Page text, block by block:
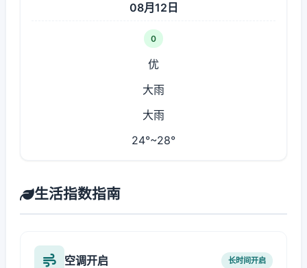
08月12日
0
优
大雨
大雨
24°~28°
生活指数指南
空调开启 长时间开启